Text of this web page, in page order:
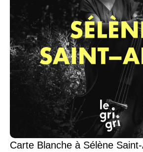
Carte Blanche à Sélène